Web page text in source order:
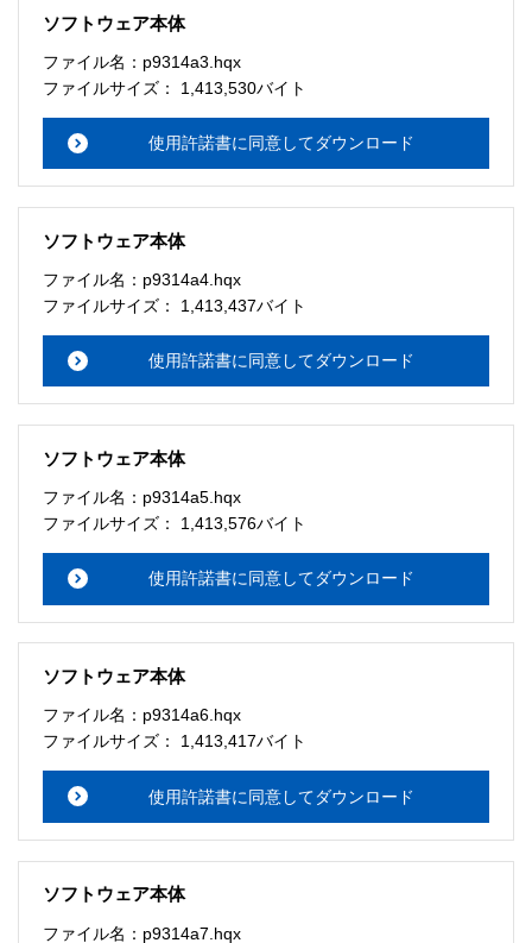
ソフトウェア本体
ファイル名：p9314a3.hqx
ファイルサイズ： 1,413,530バイト
使用許諾書に同意してダウンロード
ソフトウェア本体
ファイル名：p9314a4.hqx
ファイルサイズ： 1,413,437バイト
使用許諾書に同意してダウンロード
ソフトウェア本体
ファイル名：p9314a5.hqx
ファイルサイズ： 1,413,576バイト
使用許諾書に同意してダウンロード
ソフトウェア本体
ファイル名：p9314a6.hqx
ファイルサイズ： 1,413,417バイト
使用許諾書に同意してダウンロード
ソフトウェア本体
ファイル名：p9314a7.hqx